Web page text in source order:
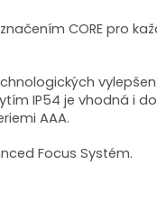
CORE pro
IP54 je vhodná i do
AAA.
Focus Systém.